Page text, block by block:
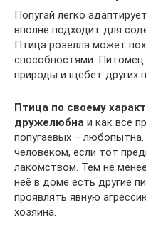
Попугай легко
вполне подходит для
Птица розелла может
способностями. Питомец
природы и щебет других
Птица по своему
дружелюбна и как все
попугаевых –
человеком, если тот
лакомством. Тем не
неё в доме есть другие
проявлять явную
хозяина.